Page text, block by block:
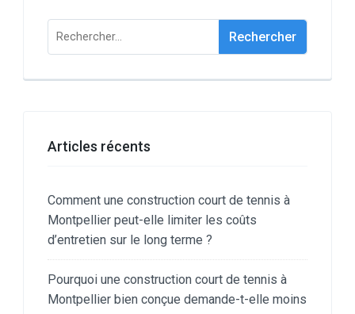
Rechercher :
Articles récents
Comment une construction court de tennis à
Montpellier peut-elle limiter les coûts
d’entretien sur le long terme ?
Pourquoi une construction court de tennis à
Montpellier bien conçue demande-t-elle moins